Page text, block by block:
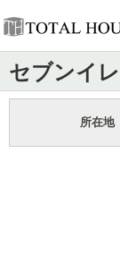
セブンイ
所在地